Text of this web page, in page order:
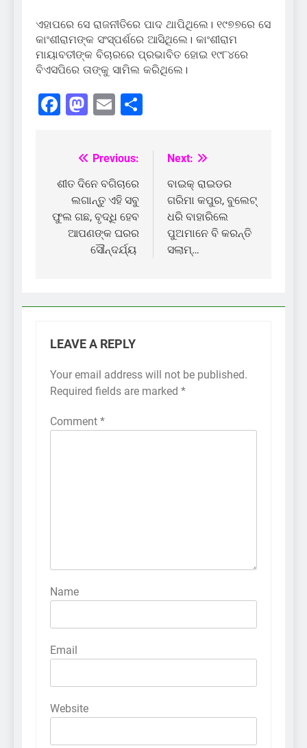
ଏହାପରେ ସେ ରାଜନୀତିରେ ପାଦ ଥାପିଥିଲେ। ୧୯୭୭ରେ ସେ
କାଂଶୀରାମଙ୍କ ସଂସ୍ପର୍ଶରେ ଆସିଥିଲେ। କାଂଶୀରାମ
ମାୟାବତୀଙ୍କ ବିଚାରରେ ପ୍ରଭାବିତ ହୋଇ ୧୯୮୪ରେ
ବିଏସପିରେ ତାଙ୍କୁ ସାମିଲ କରିଥିଲେ।
Facebook
Mastodon
Email
Post
navigation
Previous:
ଶୀତ ଦିନେ ବଗିଚାରେ
ଲଗାନ୍ତୁ ଏହି ସବୁ
ଫୁଲ ଗଛ, ବୃଦ୍ଧି ହେବ
ଆପଣଙ୍କ ଘରର
ସୌନ୍ଦର୍ଯ୍ୟ
Next:
ବାଇକ୍ ରାଇଡର
ଗରିମା କପୁର, ବୁଲେଟ୍
ଧରି ବାହାରିଲେ
ପୁଅମାନେ ବି କରନ୍ତି
ସଲାମ୍…
LEAVE A REPLY
Your email address will not be published.
Required fields are marked *
Comment *
Name
Email
Website